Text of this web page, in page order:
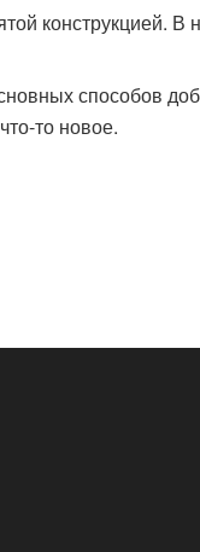
способов
то новое.